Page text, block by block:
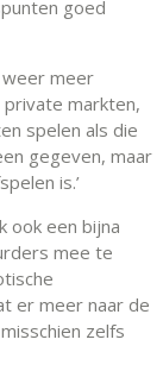
goed
weer meer
markten,
spelen als die
gegeven, maar
is.’
ook een bijna
mee te
er meer naar de
zelfs